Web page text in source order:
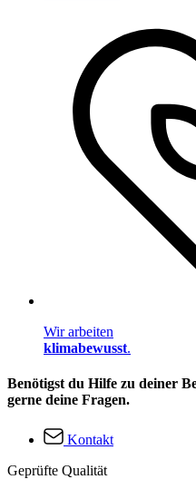
Wir arbeiten
klimabewusst.
Benötigst du Hilfe zu deiner
gerne deine Fragen.
Kontakt
Geprüfte Qualität